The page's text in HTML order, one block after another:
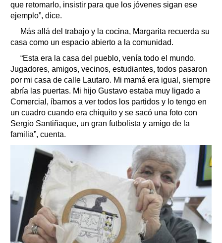
que retomarlo, insistir para que los jóvenes sigan ese
ejemplo”, dice.
Más allá del trabajo y la cocina, Margarita recuerda su
casa como un espacio abierto a la comunidad.
“Esta era la casa del pueblo, venía todo el mundo.
Jugadores, amigos, vecinos, estudiantes, todos pasaron
por mi casa de calle Lautaro. Mi mamá era igual, siempre
abría las puertas. Mi hijo Gustavo estaba muy ligado a
Comercial, íbamos a ver todos los partidos y lo tengo en
un cuadro cuando era chiquito y se sacó una foto con
Sergio Santiñaque, un gran futbolista y amigo de la
familia”, cuenta.